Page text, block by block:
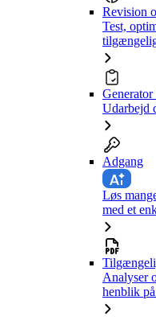
Revision
Test,
Udarbejd
Adgang
Løs
med et
Analyser
henblik